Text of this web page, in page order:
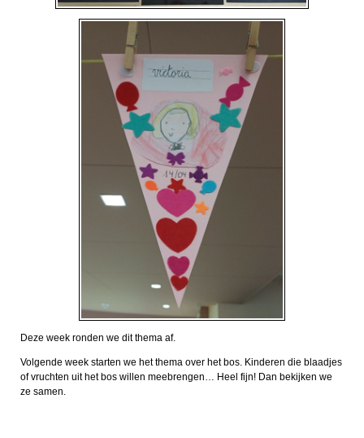
Deze week ronden we dit thema af.
Volgende week starten we het thema over het bos. Kinderen die blaadjes
of vruchten uit het bos willen meebrengen… Heel fijn! Dan bekijken we
ze samen.